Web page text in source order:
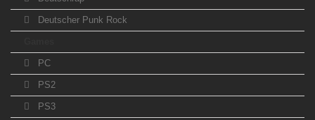
Deutscher Punk Rock
PC
PS2
PS3